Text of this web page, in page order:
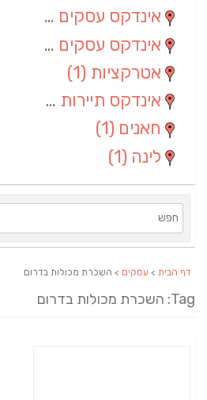
אינדקס עסקים מקומי
אינדקס עסקים ארצי
אטרקציות (1)
אינדקס תיירות ארצי
חאנים (1)
לינה (1)
דף הבית > עסקים > השכרת מכולות בדרום
Tag: השכרת מכולות בדרום